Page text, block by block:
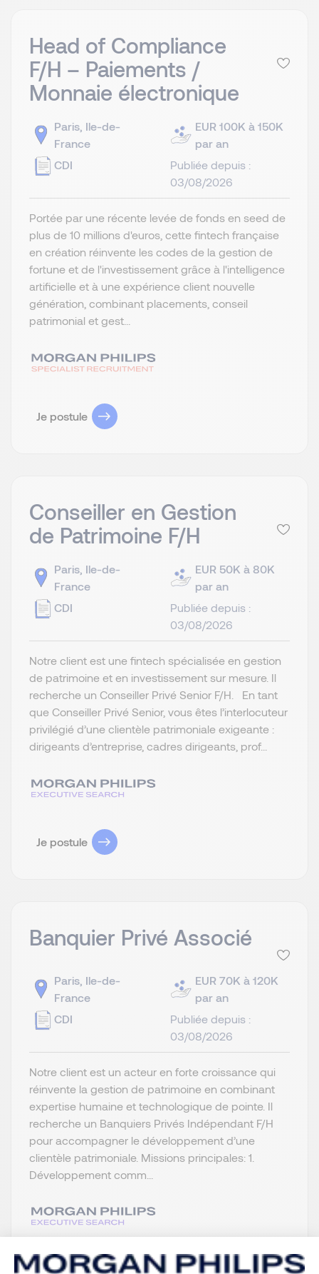
Head of Compliance
F/H – Paiements /
Monnaie électronique
Paris, Ile-de-
France
CDI
EUR 100K à 150K
par an
Publiée depuis :
03/08/2026
Portée par une récente levée de fonds en seed de
plus de 10 millions d'euros, cette fintech française
en création réinvente les codes de la gestion de
fortune et de l'investissement grâce à l'intelligence
artificielle et à une expérience client nouvelle
génération, combinant placements, conseil
patrimonial et gest...
Je postule
Conseiller en Gestion
de Patrimoine F/H
Paris, Ile-de-
France
CDI
EUR 50K à 80K
par an
Publiée depuis :
03/08/2026
Notre client est une fintech spécialisée en gestion
de patrimoine et en investissement sur mesure. Il
recherche un Conseiller Privé Senior F/H. En tant
que Conseiller Privé Senior, vous êtes l’interlocuteur
privilégié d’une clientèle patrimoniale exigeante :
dirigeants d’entreprise, cadres dirigeants, prof...
Je postule
Banquier Privé Associé
Paris, Ile-de-
France
CDI
EUR 70K à 120K
par an
Publiée depuis :
03/08/2026
Notre client est un acteur en forte croissance qui
réinvente la gestion de patrimoine en combinant
expertise humaine et technologique de pointe. Il
recherche un Banquiers Privés Indépendant F/H
pour accompagner le développement d’une
clientèle patrimoniale. Missions principales: 1.
Développement comm...
Je postule